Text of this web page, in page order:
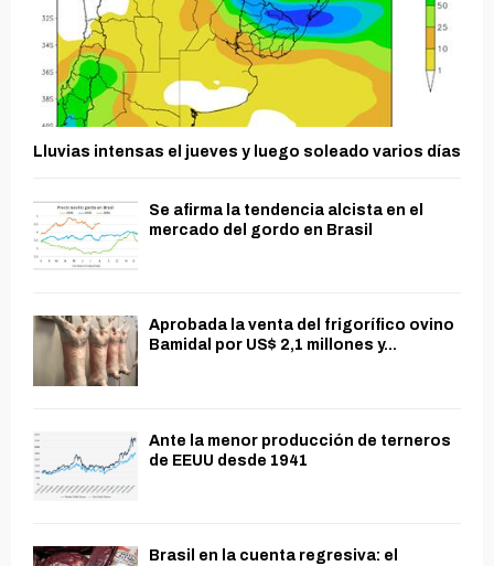
Lluvias intensas el jueves y luego soleado varios días
Se afirma la tendencia alcista en el
mercado del gordo en Brasil
Aprobada la venta del frigorífico ovino
Bamidal por US$ 2,1 millones y...
Ante la menor producción de terneros
de EEUU desde 1941
Brasil en la cuenta regresiva: el